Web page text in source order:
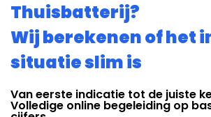
Thuisbatterij?
Wij berekenen of het
situatie slim is
Van eerste indicatie tot de juiste
Volledige online begeleiding op